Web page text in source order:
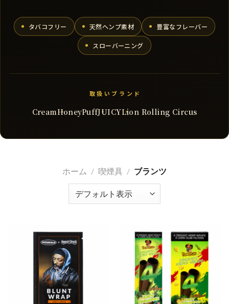
タバコフリー 天然ヘンプ素材 豊富なフレーバー
スローバーニング
取扱いブランド
CreamHoneyPuffJUICYLion Rolling Circus
ホーム / 喫煙具 / ブランツ